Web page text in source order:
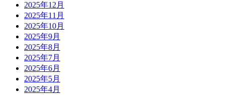
2025年12月
2025年11月
2025年10月
2025年9月
2025年8月
2025年7月
2025年6月
2025年5月
2025年4月